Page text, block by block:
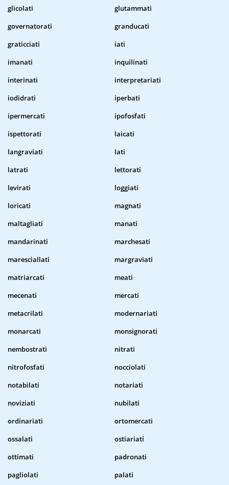
glicolati
glutammati
governatorati
granducati
graticciati
iati
imanati
inquilinati
interinati
interpretariati
iodidrati
iperbati
ipermercati
ipofosfati
ispettorati
laicati
langraviati
lati
latrati
lettorati
levirati
loggiati
loricati
magnati
maltagliati
manati
mandarinati
marchesati
maresciallati
margraviati
matriarcati
meati
mecenati
mercati
metacrilati
modernariati
monarcati
monsignorati
nembostrati
nitrati
nitrofosfati
nocciolati
notabilati
notariati
noviziati
nubilati
ordinariati
ortomercati
ossalati
ostiariati
ottimati
padronati
pagliolati
palati